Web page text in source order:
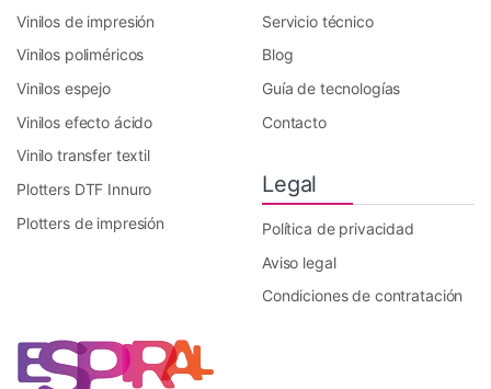
Vinilos de impresión
Vinilos poliméricos
Vinilos espejo
Vinilos efecto ácido
Vinilo transfer textil
Plotters DTF Innuro
Plotters de impresión
Servicio técnico
Blog
Guía de tecnologías
Contacto
Legal
Política de privacidad
Aviso legal
Condiciones de contratación